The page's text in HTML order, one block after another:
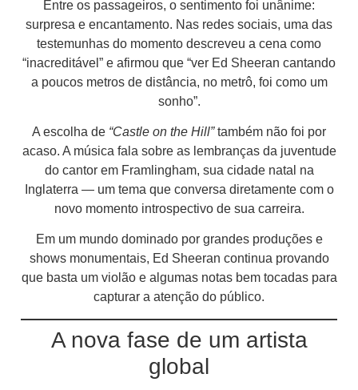
Entre os passageiros, o sentimento foi unânime:
surpresa e encantamento. Nas redes sociais, uma das
testemunhas do momento descreveu a cena como
“inacreditável” e afirmou que “ver Ed Sheeran cantando
a poucos metros de distância, no metrô, foi como um
sonho”.
A escolha de “Castle on the Hill”também não foi por
acaso. A música fala sobre as lembranças da juventude
do cantor em Framlingham, sua cidade natal na
Inglaterra — um tema que conversa diretamente com o
novo momento introspectivo de sua carreira.
Em um mundo dominado por grandes produções e
shows monumentais, Ed Sheeran continua provando
que basta um violão e algumas notas bem tocadas para
capturar a atenção do público.
A nova fase de um artista
global